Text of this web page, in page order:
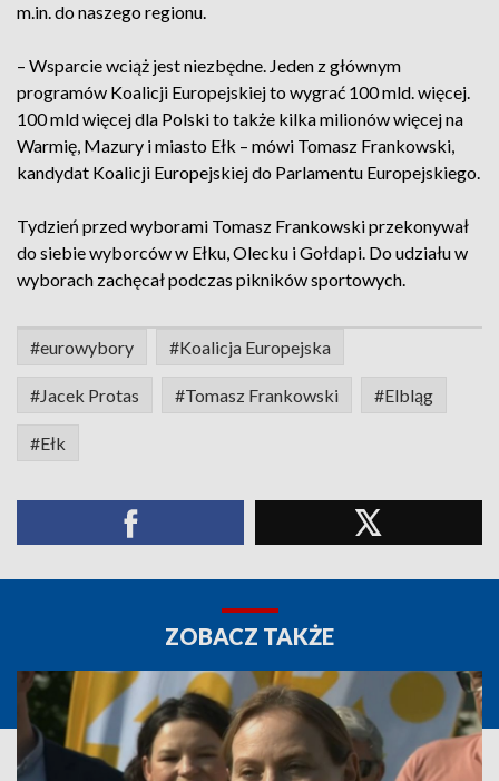
m.in. do naszego regionu.
– Wsparcie wciąż jest niezbędne. Jeden z głównym
programów Koalicji Europejskiej to wygrać 100 mld. więcej.
100 mld więcej dla Polski to także kilka milionów więcej na
Warmię, Mazury i miasto Ełk – mówi Tomasz Frankowski,
kandydat Koalicji Europejskiej do Parlamentu Europejskiego.
Tydzień przed wyborami Tomasz Frankowski przekonywał
do siebie wyborców w Ełku, Olecku i Gołdapi. Do udziału w
wyborach zachęcał podczas pikników sportowych.
#eurowybory #Koalicja Europejska
#Jacek Protas #Tomasz Frankowski #Elbląg
#Ełk
ZOBACZ TAKŻE